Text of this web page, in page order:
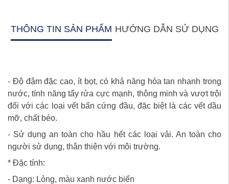
THÔNG TIN SẢN PHẨM HƯỚNG DẪN SỬ DỤNG
- Độ đậm đặc cao, ít bọt, có khả năng hòa tan nhanh trong
nước, tính năng tẩy rửa cực mạnh, thông minh và vượt trội
đối với các loại vết bẩn cứng đầu, đặc biệt là các vết dầu
mỡ, chất béo.
- Sử dụng an toàn cho hầu hết các loại vải. An toàn cho
người sử dụng, thân thiện với môi trường.
* Đặc tính:
- Dạng: Lỏng, màu xanh nước biển